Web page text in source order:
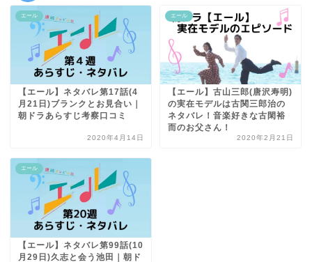
エール
【エール】ネタバレ第17話(4
月21日)ブランクとお見合い｜
朝ドラあらすじ考察口コミ
2020年4月14日
エール
【エール】古山三郎(唐沢寿明)
の実在モデルは古関三郎治の
ネタバレ！音楽好きな古閑裕
而のお父さん！
2020年2月21日
エール
【エール】ネタバレ第99話(10
月29日)久志と会う池田｜朝ド